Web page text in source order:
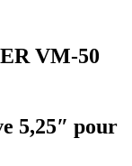
VM-50
5,25″ pour